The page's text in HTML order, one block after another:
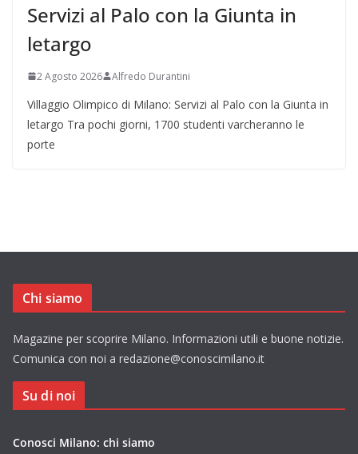
Servizi al Palo con la Giunta in
letargo
2 Agosto 2026 Alfredo Durantini
Villaggio Olimpico di Milano: Servizi al Palo con la Giunta in
letargo Tra pochi giorni, 1700 studenti varcheranno le
porte
Chi siamo
Magazine per scoprire Milano. Informazioni utili e buone notizie.
Comunica con noi a redazione@conoscimilano.it
Su di noi
Conosci Milano: chi siamo